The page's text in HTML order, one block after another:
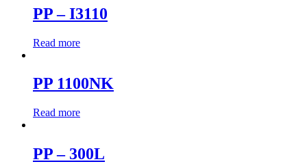
PP – I3110
Read more
PP 1100NK
Read more
PP – 300L